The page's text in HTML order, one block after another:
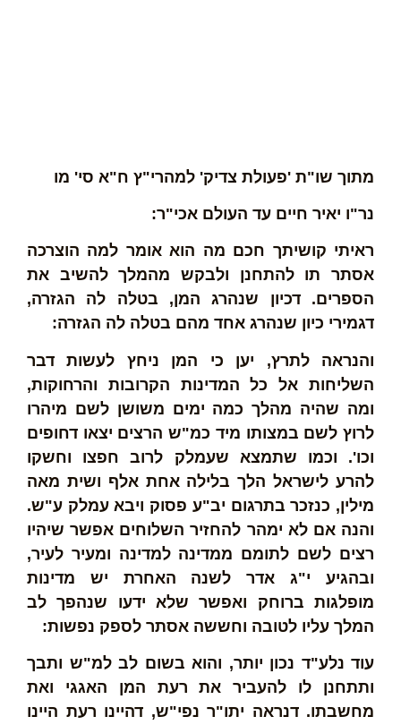
מתוך שו"ת 'פעולת צדיק' למהרי"ץ ח"א סי' מו
נר"ו יאיר חיים עד העולם אכי"ר:
ראיתי קושיתך חכם מה הוא אומר למה הוצרכה
אסתר תו להתחנן ולבקש מהמלך להשיב את
הספרים. דכיון שנהרג המן, בטלה לה הגזרה,
דגמירי כיון שנהרג אחד מהם בטלה לה הגזרה:
והנראה לתרץ, יען כי המן ניחץ לעשות דבר
השליחות אל כל המדינות הקרובות והרחוקות,
ומה שהיה מהלך כמה ימים משושן לשם מיהרו
לרוץ לשם במצותו מיד כמ"ש הרצים יצאו דחופים
וכו'. וכמו שתמצא שעמלק לרוב חפצו וחשקו
להרע לישראל הלך בלילה אחת אלף ושית מאה
מילין, כנזכר בתרגום יב"ע פסוק ויבא עמלק ע"ש.
והנה אם לא ימהר להחזיר השלוחים אפשר שיהיו
רצים לשם לתומם ממדינה למדינה ומעיר לעיר,
ובהגיע י"ג אדר לשנה האחרת יש מדינות
מופלגות ברוחק ואפשר שלא ידעו שנהפך לב
המלך עליו לטובה וחששה אסתר לספק נפשות:
עוד נלע"ד נכון יותר, והוא בשום לב למ"ש ותבך
ותתחנן לו להעביר את רעת המן האגגי ואת
מחשבתו. דנראה יתו"ר נפי"ש, דהיינו רעת היינו